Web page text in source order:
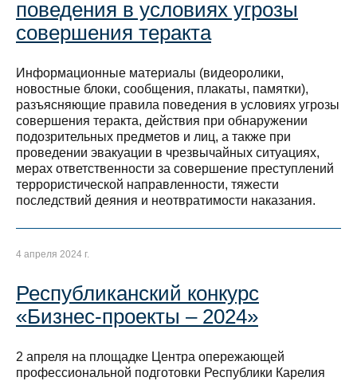
поведения в условиях угрозы
совершения теракта
Информационные материалы (видеоролики,
новостные блоки, сообщения, плакаты, памятки),
разъясняющие правила поведения в условиях угрозы
совершения теракта, действия при обнаружении
подозрительных предметов и лиц, а также при
проведении эвакуации в чрезвычайных ситуациях,
мерах ответственности за совершение преступлений
террористической направленности, тяжести
последствий деяния и неотвратимости наказания.
4 апреля 2024 г.
Республиканский конкурс
«Бизнес-проекты – 2024»
2 апреля на площадке Центра опережающей
профессиональной подготовки Республики Карелия